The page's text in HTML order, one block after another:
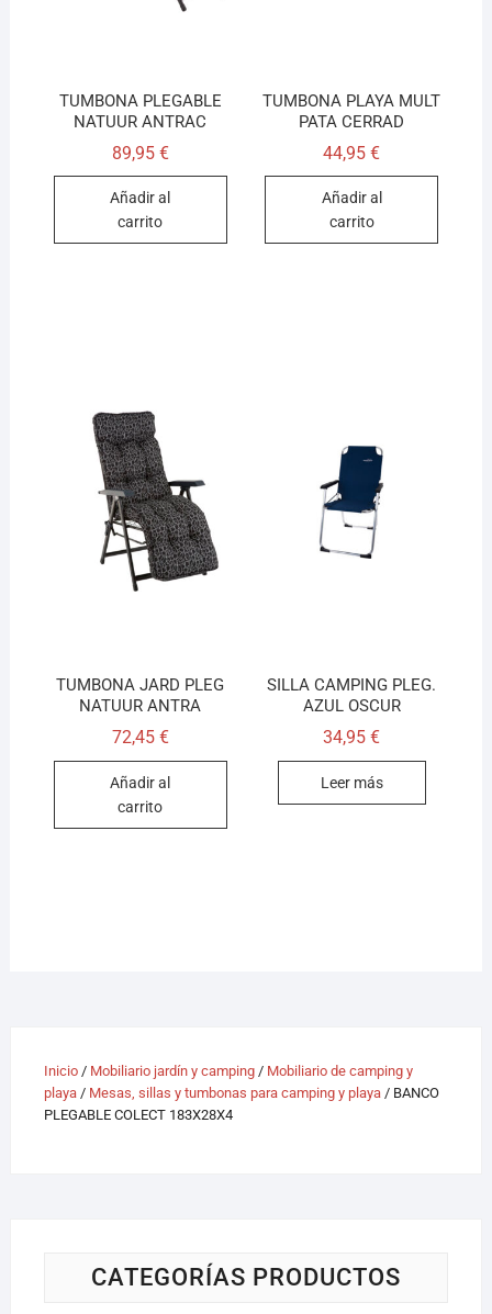
TUMBONA PLEGABLE
NATUUR ANTRAC
89,95 €
Añadir al
carrito
TUMBONA PLAYA MULT
PATA CERRAD
44,95€
Añadir al
carrito
TUMBONA JARD PLEG
NATUUR ANTRA
72,45 €
Añadir al
carrito
SILLA CAMPING PLEG.
AZUL OSCUR
34,95€
Leer más
Inicio/ Mobiliario jardín y camping/ Mobiliario de camping y
playa/ Mesas, sillas y tumbonas para camping y playa/ BANCO
PLEGABLE COLECT 183X28X4
CATEGORÍAS PRODUCTOS